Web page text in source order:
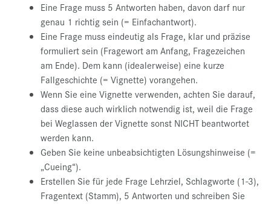
Eine Frage muss 5 Antworten haben, davon darf nur
genau 1 richtig sein (= Einfachantwort).
Eine Frage muss eindeutig als Frage, klar und präzise
formuliert sein (Fragewort am Anfang, Fragezeichen
am Ende). Dem kann (idealerweise) eine kurze
Fallgeschichte (= Vignette) vorangehen.
Wenn Sie eine Vignette verwenden, achten Sie darauf,
dass diese auch wirklich notwendig ist, weil die Frage
bei Weglassen der Vignette sonst NICHT beantwortet
werden kann.
Geben Sie keine unbeabsichtigten Lösungshinweise (=
„Cueing“).
Erstellen Sie für jede Frage Lehrziel, Schlagworte (1-3),
Fragentext (Stamm), 5 Antworten und schreiben Sie